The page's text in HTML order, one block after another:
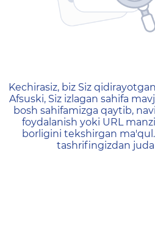
404 —
Kechirasiz, biz Siz
Afsuski, Siz izlagan sahifa
bosh sahifamizga qaytib,
foydalanish yoki URL
borligini tekshirgan
tashrifingizdan